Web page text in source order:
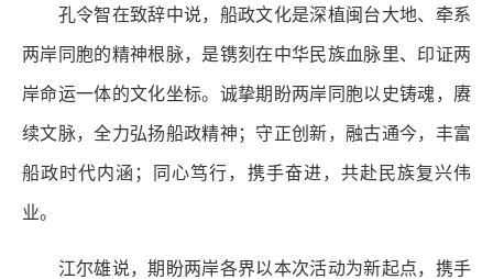
孔令智在致辞中说，船政文化是深植闽台大地、牵系
两岸同胞的精神根脉，是镌刻在中华民族血脉里、印证两
岸命运一体的文化坐标。诚挚期盼两岸同胞以史铸魂，赓
续文脉，全力弘扬船政精神；守正创新，融古通今，丰富
船政时代内涵；同心笃行，携手奋进，共赴民族复兴伟
业。
江尔雄说，期盼两岸各界以本次活动为新起点，携手